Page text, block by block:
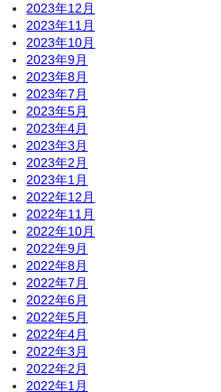
2023年12月
2023年11月
2023年10月
2023年9月
2023年8月
2023年7月
2023年5月
2023年4月
2023年3月
2023年2月
2023年1月
2022年12月
2022年11月
2022年10月
2022年9月
2022年8月
2022年7月
2022年6月
2022年5月
2022年4月
2022年3月
2022年2月
2022年1月